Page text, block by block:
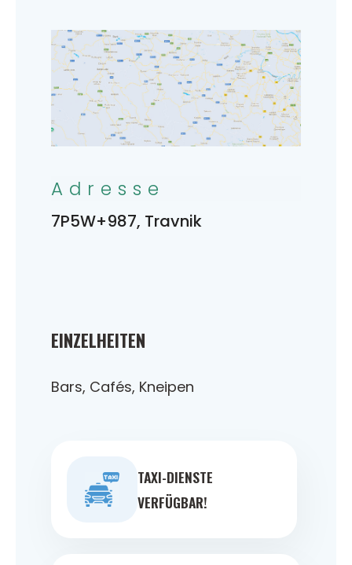
EINZELHEITEN
Bars, Cafés, Kneipen
TAXI-DIENSTE
VERFÜGBAR!
Adresse
7P5W+987, Travnik